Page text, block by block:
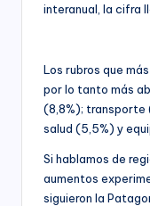
interanual, la cifra
Los rubros que
por lo tanto más
(8,8%); transporte
salud (5,5%) y
Si hablamos de
aumentos
siguieron la